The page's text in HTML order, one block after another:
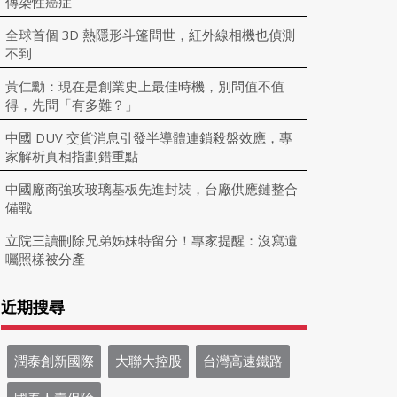
全球首個 3D 熱隱形斗篷問世，紅外線相機也偵測
不到
黃仁勳：現在是創業史上最佳時機，別問值不值
得，先問「有多難？」
中國 DUV 交貨消息引發半導體連鎖殺盤效應，專
家解析真相指劃錯重點
中國廠商強攻玻璃基板先進封裝，台廠供應鏈整合
備戰
立院三讀刪除兄弟姊妹特留分！專家提醒：沒寫遺
囑照樣被分產
近期搜尋
潤泰創新國際 大聯大控股 台灣高速鐵路